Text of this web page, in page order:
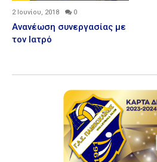
2 Ιουνίου, 2018 0
Ανανέωση συνεργασίας με
τον Ιατρό